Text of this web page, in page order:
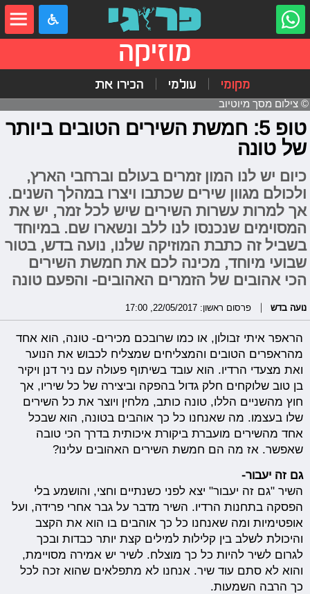
מוזיקה
מקומי עולמי הכירו את
© צילום מסך מיוטיוב
טופ 5: חמשת השירים הטובים ביותר
של טונה
כיום יש לנו המון זמרים בעולם וברחבי הארץ,
ולכולם מגוון שירים שכתבו ויצרו במהלך השנים.
אך למרות עשרות השירים שיש לכל זמר, יש את
המסוימים שנכנסו לנו ללב ונשארו שם. במיוחד
בשביל זה כתבת המוזיקה שלנו, נועה בדש, בטור
שבועי מיוחד, מכינה לכם את חמשת השירים
הכי אהובים של הזמרים האהובים- והפעם טונה
נועה בדש פרסום ראשון: 22/05/2017, 17:00
הראפר איתי זבולון, או כמו שרובכם מכירים- טונה, הוא אחד
מהראפרים הטובים והמצליחים שמצליח לכבוש את הנוער
ואת מצעדי הרדיו. הוא עובד בשיתוף פעולה עם ניר דנן ויקיר
בן טוב שלוקחים חלק גדול בהפקה וביצירה של כל שיריו, אך
חוץ מהשניים הללו, טונה כותב, מלחין ויוצר את כל השירים
שלו בעצמו. מה שאנחנו כל כך אוהבים בטונה, הוא שבכל
אחד מהשירים מועברת ביקורת איכותית בדרך הכי טובה
שאפשר. אז מה הם חמשת השירים האהובים עלינו?
גם זה יעבור-
השיר "גם זה יעבור" יצא לפני כשנתיים וחצי, והושמע בלי
הפסקה בתחנות הרדיו. השיר מדבר על גבר אחרי פרידה, ועל
אופטימיות ומה שאנחנו כל כך אוהבים בו הוא את הקצב
והיכולת לשלב בין קלילות למילים קצת יותר כבדות ובכך
לגרום לשיר להיות כל כך מוצלח. לשיר יש אמירה מסויימת,
והוא לא סתם עוד שיר. אנחנו לא מתפלאים שהוא זכה לכל
כך הרבה השמעות.